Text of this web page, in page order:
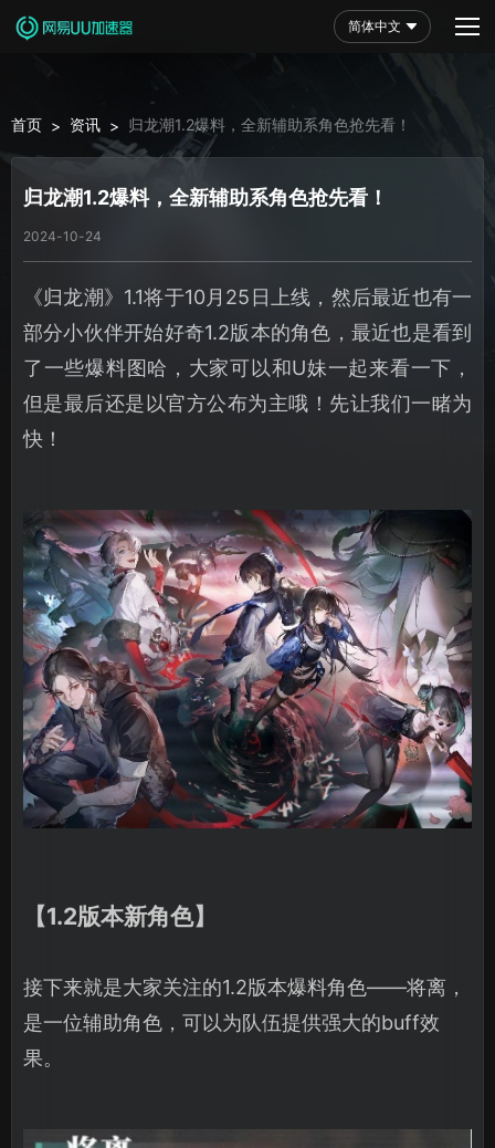
简体中文
首页 > 资讯 > 归龙潮1.2爆料，全新辅助系角色抢先看！
归龙潮1.2爆料，全新辅助系角色抢先看！
2024-10-24
《归龙潮》1.1将于10月25日上线，然后最近也有一
部分小伙伴开始好奇1.2版本的角色，最近也是看到
了一些爆料图哈，大家可以和U妹一起来看一下，
但是最后还是以官方公布为主哦！先让我们一睹为
快！
【1.2版本新角色】
接下来就是大家关注的1.2版本爆料角色——将离，
是一位辅助角色，可以为队伍提供强大的buff效
果。